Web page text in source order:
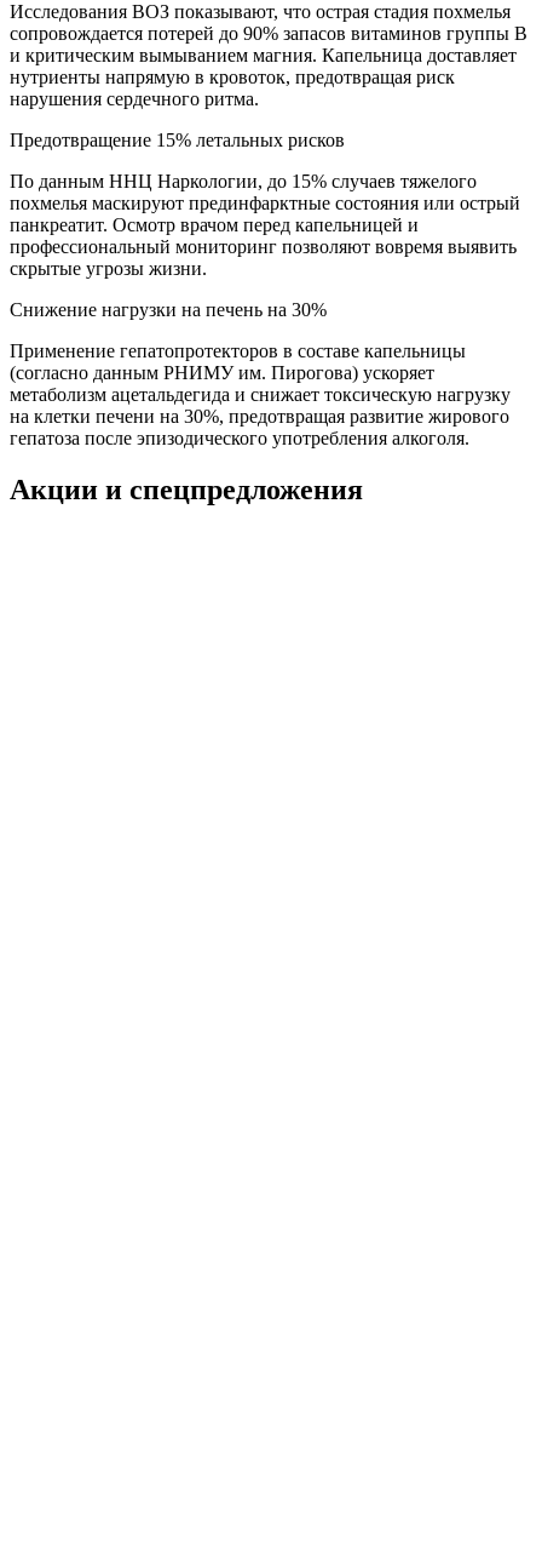
Исследования ВОЗ показывают, что острая стадия похмелья
сопровождается потерей до 90% запасов витаминов группы B
и критическим вымыванием магния. Капельница доставляет
нутриенты напрямую в кровоток, предотвращая риск
нарушения сердечного ритма.
Предотвращение 15% летальных рисков
По данным ННЦ Наркологии, до 15% случаев тяжелого
похмелья маскируют прединфарктные состояния или острый
панкреатит. Осмотр врачом перед капельницей и
профессиональный мониторинг позволяют вовремя выявить
скрытые угрозы жизни.
Снижение нагрузки на печень на 30%
Применение гепатопротекторов в составе капельницы
(согласно данным РНИМУ им. Пирогова) ускоряет
метаболизм ацетальдегида и снижает токсическую нагрузку
на клетки печени на 30%, предотвращая развитие жирового
гепатоза после эпизодического употребления алкоголя.
Акции и спецпредложения